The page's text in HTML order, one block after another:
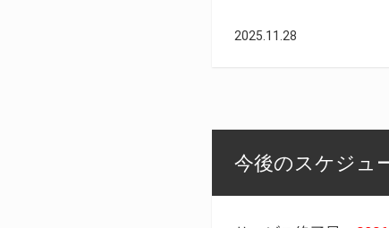
2025.11.28
今後のスケジュ